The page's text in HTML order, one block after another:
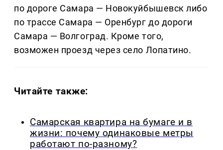
по дороге Самара — Новокуйбышевск либо
по трассе Самара — Оренбург до дороги
Самара — Волгоград. Кроме того,
возможен проезд через село Лопатино.
Читайте также:
Самарская квартира на бумаге и в
жизни: почему одинаковые метры
работают по-разному?